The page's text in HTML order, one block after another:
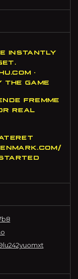
INSTANTLY
·
THE GAME
FREMME
REAL